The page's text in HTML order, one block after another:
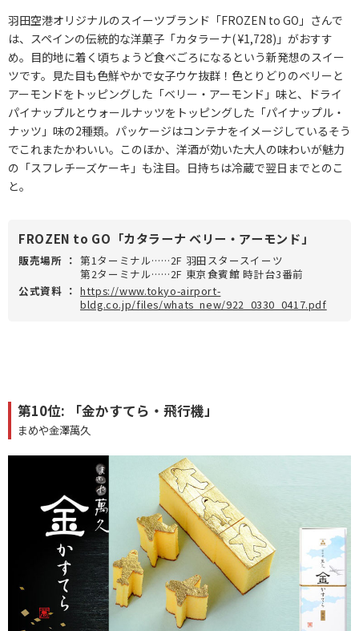
羽田空港オリジナルのスイーツブランド「FROZEN to GO」さんで
は、スペインの伝統的な洋菓子「カタラーナ( ¥1,728)」がおすす
め。目的地に着く頃ちょうど食べごろになるという新発想のスイー
ツです。見た目も色鮮やかで女子ウケ抜群！色とりどりのベリーと
アーモンドをトッピングした「ベリー・アーモンド」味と、ドライ
パイナップルとウォールナッツをトッピングした「パイナップル・
ナッツ」味の2種類。パッケージはコンテナをイメージしているそう
でこれまたかわいい。このほか、洋酒が効いた大人の味わいが魅力
の「スフレチーズケーキ」も注目。日持ちは冷蔵で翌日までとのこ
と。
FROZEN to GO「カタラーナ ベリー・アーモンド」
販売場所 ： 第1ターミナル……2F 羽田スタースイーツ
第2ターミナル……2F 東京食賓館 時計台3番前
公式資料 ： https://www.tokyo-airport-
bldg.co.jp/files/whats_new/922_0330_0417.pdf
第10位: 「金かすてら・飛行機」
まめや金澤萬久